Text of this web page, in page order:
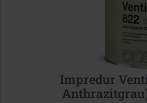
Impredur